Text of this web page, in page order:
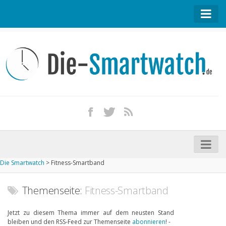
Kontakt / Tipp geben
Impressum
iPhone kaufen
Startseite
Aktuelle Smartwatches im Test
Die Smartwatch > Fitness-Smartband
Themenseite: Fitness-Smartband
Jetzt zu diesem Thema immer auf dem neusten Stand
bleiben und den RSS-Feed zur Themenseite abonnieren! -